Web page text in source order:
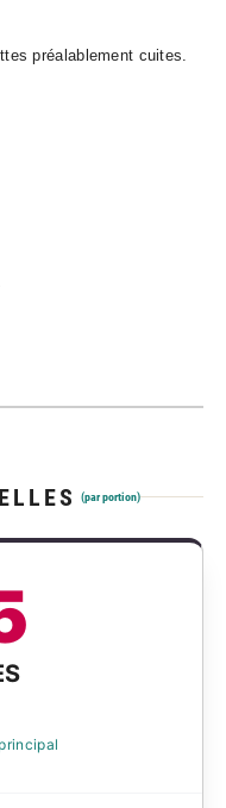
préalablement cuites.
(par portion)